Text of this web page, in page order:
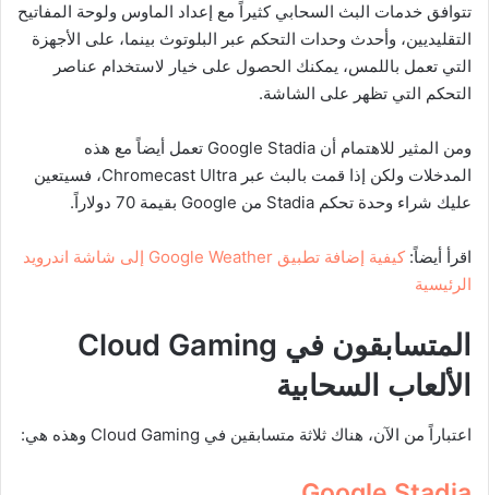
تتوافق خدمات البث السحابي كثيراً مع إعداد الماوس ولوحة المفاتيح
التقليديين، وأحدث وحدات التحكم عبر البلوتوث بينما، على الأجهزة
التي تعمل باللمس، يمكنك الحصول على خيار لاستخدام عناصر
التحكم التي تظهر على الشاشة.
ومن المثير للاهتمام أن Google Stadia تعمل أيضاً مع هذه
المدخلات ولكن إذا قمت بالبث عبر Chromecast Ultra، فسيتعين
عليك شراء وحدة تحكم Stadia من Google بقيمة 70 دولاراً.
اقرأ أيضاً:
كيفية إضافة تطبيق Google Weather إلى شاشة اندرويد
الرئيسية
المتسابقون في Cloud Gaming
الألعاب السحابية
اعتباراً من الآن، هناك ثلاثة متسابقين في Cloud Gaming وهذه هي: